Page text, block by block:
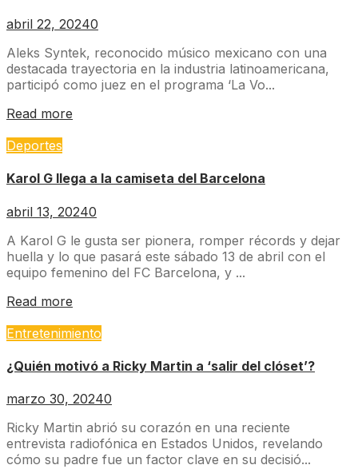
abril 22, 20240
Aleks Syntek, reconocido músico mexicano con una
destacada trayectoria en la industria latinoamericana,
participó como juez en el programa ‘La Vo...
Read more
Deportes
Karol G llega a la camiseta del Barcelona
abril 13, 20240
A Karol G le gusta ser pionera, romper récords y dejar
huella y lo que pasará este sábado 13 de abril con el
equipo femenino del FC Barcelona, y ...
Read more
Entretenimiento
¿Quién motivó a Ricky Martin a ‘salir del clóset’?
marzo 30, 20240
Ricky Martin abrió su corazón en una reciente
entrevista radiofónica en Estados Unidos, revelando
cómo su padre fue un factor clave en su decisió...